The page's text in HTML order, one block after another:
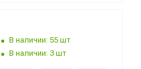
В наличии: 55 шт
В наличии: 3 шт